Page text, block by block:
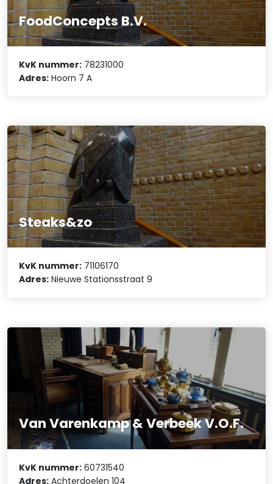
FoodConcepts B.V.
KvK nummer: 78231000
Adres: Hoorn 7 A
Steaks&zo
KvK nummer: 71106170
Adres: Nieuwe Stationsstraat 9
Van Varenkamp & Verbeek V.O.F.
KvK nummer: 60731540
Adres: Achterdoelen 104